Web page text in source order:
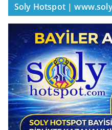
Soly Hotspot |